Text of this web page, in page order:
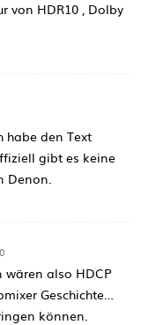
von HDR10 , Dolby
habe den Text
gibt es keine
Denon.
wären also HDCP
Geschichte…
können.